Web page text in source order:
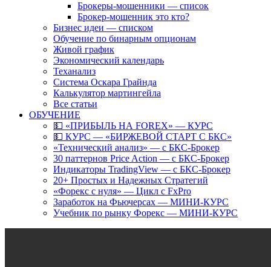
Брокеры-мошенники — список
Брокер-мошенник это кто?
Бизнес идеи — списком
Обучение по бинарным опционам
Живой график
Экономический календарь
Теханализ
Система Оскара Грайнда
Калькулятор мартингейла
Все статьи
ОБУЧЕНИЕ
💵 «ПРИБЫЛЬ НА FOREX» — КУРС
💵 КУРС — «БИРЖЕВОЙ СТАРТ С БКС»
«Технический анализ» — с БКС-Брокер
30 паттернов Price Action — с БКС-Брокер
Индикаторы TradingView — с БКС-Брокер
20+ Простых и Надежных Стратегий
«Форекс с нуля» — Цикл с FxPro
Заработок на Фьючерсах — МИНИ-КУРС
Учебник по рынку Форекс — МИНИ-КУРС